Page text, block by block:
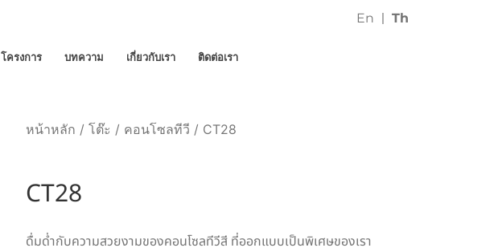
โครงการ บทความ เกี่ยวกับเรา ติดต่อเรา
En Th
หน้าหลัก / โต๊ะ / คอนโซลทีวี / CT28
CT28
ดื่มด่ำกับความสวยงามของคอนโซลทีวีสี ที่ออกแบบเป็นพิเศษของเรา